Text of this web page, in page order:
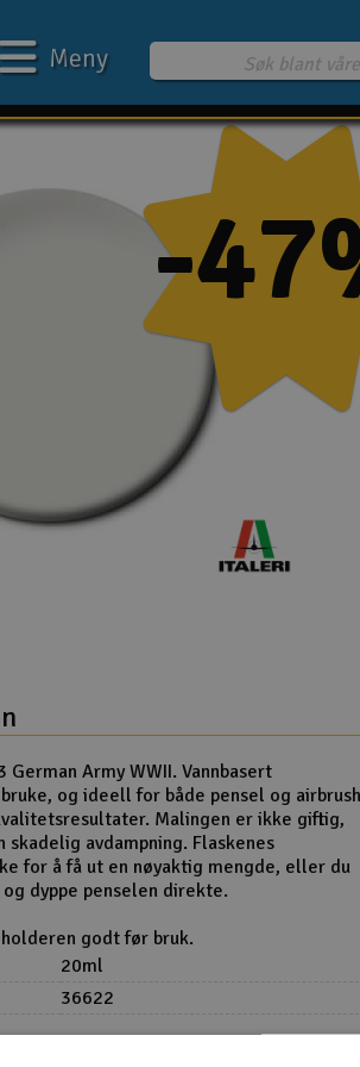
Meny
-
Army WWII. Vannbasert
og ideell for både pensel og
Malingen er ikke giftig,
avdampning. Flaskenes
for å få ut en nøyaktig mengde, eller du
dyppe penselen direkte.
godt før bruk.
20ml
36622